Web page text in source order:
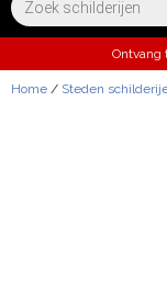
Ontvang
Home / Steden